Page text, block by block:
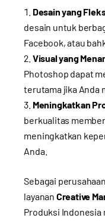
Desain yang
desain untuk
Facebook, atau
Visual yang
Photoshop dapat
terutama jika Anda
Meningkatkan
berkualitas
meningkatkan
Anda.
Sebagai
layanan Creative
Produksi Indonesia